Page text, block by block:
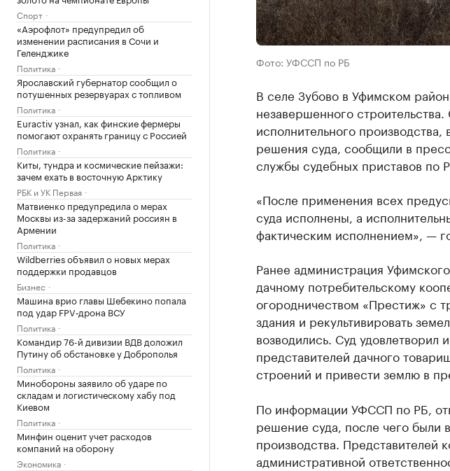
Спорт
«Аэрофлот» предупредил об
изменении расписания в Сочи и
Геленджике
Политика
Ярославский губернатор сообщил о
потушенных резервуарах с топливом
Политика
Euractiv узнал, как финские фермеры
помогают охранять границу с Россией
Политика
Киты, тундра и космические пейзажи:
зачем ехать в восточную Арктику
РБК и УК Первая
Матвиенко предупредила о мерах
Москвы из-за задержаний россиян в
Армении
Политика
Wildberries объявил о новых мерах
поддержки продавцов
Бизнес
Машина врио главы Шебекино попала
под удар FPV‑дрона ВСУ
Политика
Командир 76-й дивизии ВДВ доложил
Путину об обстановке у Доброполья
Политика
Минобороны заявило об ударе по
складам и логистическому хабу под
Киевом
Политика
Минфин оценит учет расходов
компаний на оборону
Экономика
Фото: УФССП по РБ
В селе Зубово в Уфимском
незавершенного
исполнительного
решения суда, сообщили в
службы судебных приставов по
«После применения всех
суда исполнены, а
фактическим исполнением», —
Ранее администрация
дачному потребительскому
огородничеством «Престиж» с
здания и рекультивировать
возводились. Суд удовлетворил
представителей дачного
строений и привести землю в
По информации УФССП по РБ,
решение суда, после чего были
производства. Представителей
административной